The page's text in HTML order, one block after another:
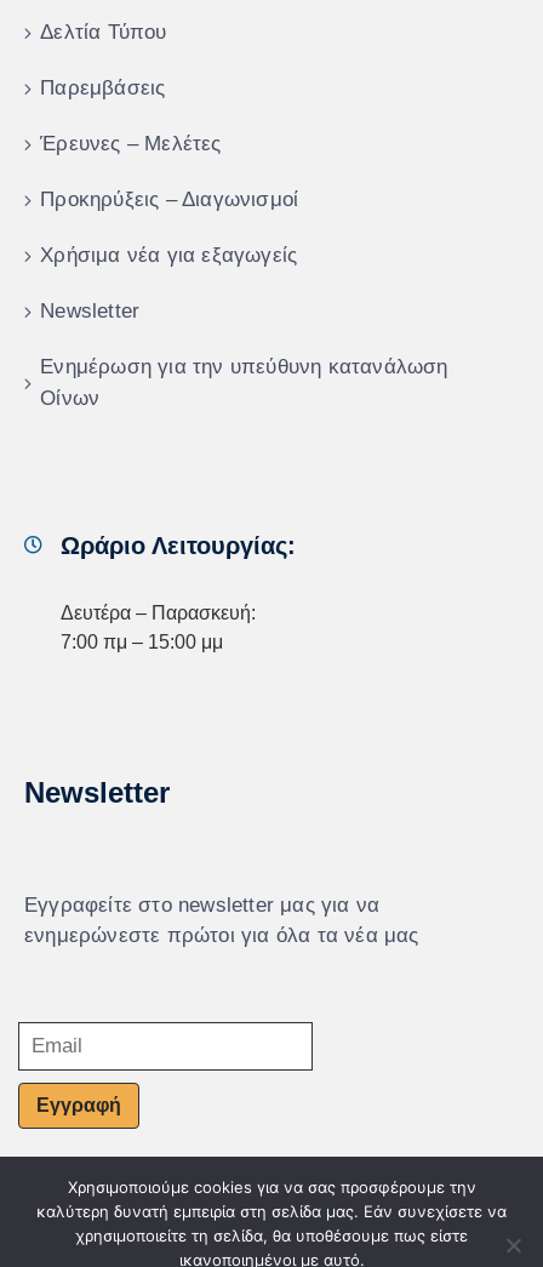
Δελτία Τύπου
Παρεμβάσεις
Έρευνες – Μελέτες
Προκηρύξεις – Διαγωνισμοί
Χρήσιμα νέα για εξαγωγείς
Newsletter
Ενημέρωση για την υπεύθυνη κατανάλωση
Οίνων
Ωράριο Λειτουργίας:
Δευτέρα – Παρασκευή:
7:00 πμ – 15:00 μμ
Newsletter
Εγγραφείτε στο newsletter μας για να
ενημερώνεστε πρώτοι για όλα τα νέα μας
Εγγραφή
© Powered by Knowledge AE
Χρησιμοποιούμε cookies για να σας προσφέρουμε την
καλύτερη δυνατή εμπειρία στη σελίδα μας. Εάν συνεχίσετε να
χρησιμοποιείτε τη σελίδα, θα υποθέσουμε πως είστε
ικανοποιημένοι με αυτό.